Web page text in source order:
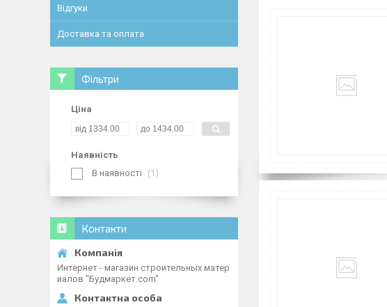
Відгуки
Доставка та оплата
Фільтри
Ціна
Наявність
В наявності
1
Контакти
Интернет - магазин строительных матер
иалов "Будмаркет.com"